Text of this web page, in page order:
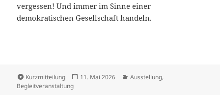
vergessen! Und immer im Sinne einer
demokratischen Gesellschaft handeln.
Format
Kurzmitteilung
Veröffentlicht
11. Mai 2026 Kategorien
Ausstellung,
Begleitveranstaltung